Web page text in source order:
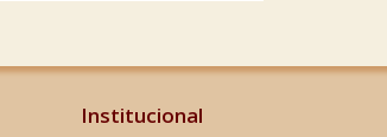
Institucional